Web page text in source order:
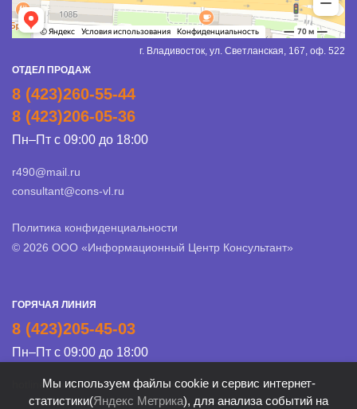
г. Владивосток, ул. Светланская, 167, оф. 522
ОТДЕЛ ПРОДАЖ
8 (423)260-55-44
8 (423)206-05-36
Пн–Пт с 09:00 до 18:00
r490@mail.ru
consultant@cons-vl.ru
Политика конфиденциальности
© 2026 ООО «Информационный Центр Консультант»
ГОРЯЧАЯ ЛИНИЯ
8 (423)205-45-03
Пн–Пт с 09:00 до 18:00
hotline@cons-vl.ru
Мы используем файлы cookie и сервис интернет-
статистики(Яндекс Метрика), для анализа событий на